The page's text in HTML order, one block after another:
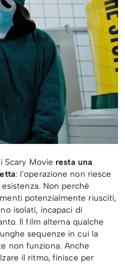
Scary Movie resta una
: l’operazione non riesce
Non perché
potenzialmente riusciti,
isolati, incapaci di
Il film alterna qualche
sequenze in cui la
non funziona. Anche
il ritmo, finisce per